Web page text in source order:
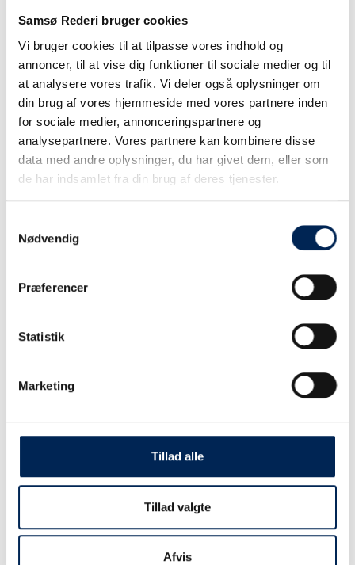
Samsø Rederi bruger cookies
Vi bruger cookies til at tilpasse vores indhold og
annoncer, til at vise dig funktioner til sociale medier og til
at analysere vores trafik. Vi deler også oplysninger om
din brug af vores hjemmeside med vores partnere inden
for sociale medier, annonceringspartnere og
analysepartnere. Vores partnere kan kombinere disse
data med andre oplysninger, du har givet dem, eller som
de har indsamlet fra din brug af deres tjenester.
Nødvendig
Præferencer
Statistik
Marketing
Tillad alle
Tillad valgte
Afvis